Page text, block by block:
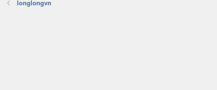
longlongvn